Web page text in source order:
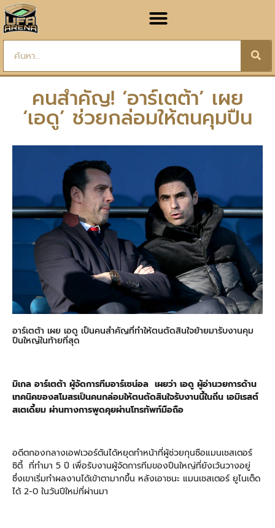
คนสำคัญ! ‘อาร์เตต้า’ เผย
‘เอดู’ ช่วยกล่อมให้ตนคุมปืน
อาร์เตต้า เผย เอดู เป็นคนสำคัญที่ทำให้ตนตัดสินใจย้ายมารับงานคุม
ปืนใหญ่ในท้ายที่สุด
มิเกล อาร์เตต้า ผู้จัดการทีมอาร์เซน่อล เผยว่า เอดู ผู้อำนวยการด้าน
เทคนิคของสโมสรเป็นคนกล่อมให้ตนตัดสินใจรับงานนี้ในถิ่น เอมิเรสต์
สเตเดี้ยม ผ่านทางการพูดคุยผ่านโทรทัพท์มือถือ
อดีตกองกลางเอฟเวอร์ตันได้หยุดทำหน้าที่ผู้ช่วยกุนซือแมนเชสเตอร์
ซิตี้ ที่ทำมา 5 ปี เพื่อรับงานผู้จัดการทีมของปืนใหญ่ที่ยังเว้นวางอยู่
ซึ่งเขาเริ่มทำผลงานได้เข้าตามากขึ้น หลังเอาชนะ แมนเชสเตอร์ ยูไนเต็ด
ได้ 2-0 ในวันปีใหม่ที่ผ่านมา